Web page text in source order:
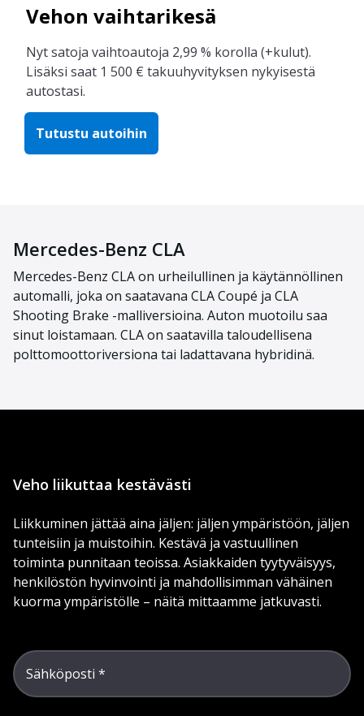
Vehon vaihtarikesä
Nyt satoja vaihtoautoja 2,99 % korolla (+kulut).
Lisäksi saat 1 500 € takuuhyvityksen nykyisestä
autostasi.
Tutustu autoihin
Mercedes-Benz CLA
Mercedes-Benz CLA on urheilullinen ja käytännöllinen
automalli, joka on saatavana CLA Coupé ja CLA
Shooting Brake -malliversioina. Auton muotoilu saa
sinut loistamaan. CLA on saatavilla taloudellisena
polttomoottoriversiona tai ladattavana hybridinä.
Veho liikuttaa kestävästi
Liikkuminen jättää aina jäljen: jäljen ympäristöön, jäljen
tunteisiin ja muistoihin. Kestävä ja vastuullinen
toiminta punnitaan teoissa. Asiakkaiden tyytyväisyys,
henkilöstön hyvinvointi ja mahdollisimman vähäinen
kuorma ympäristölle – näitä mittaamme jatkuvasti.
Sähköposti